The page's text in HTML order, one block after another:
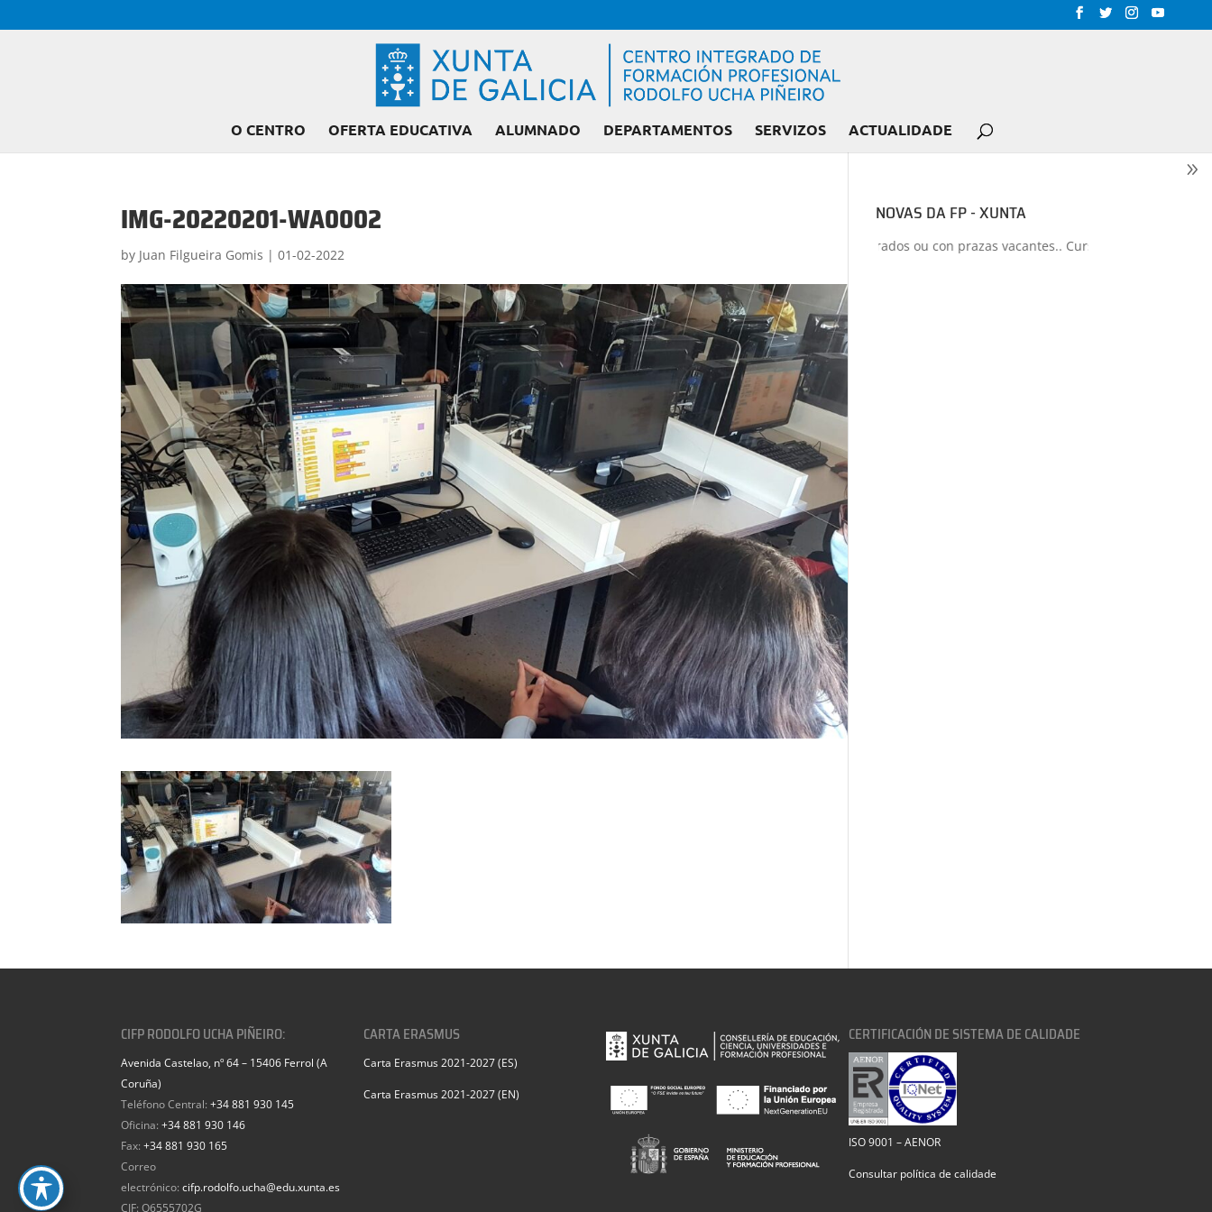
O CENTRO OFERTA EDUCATIVA ALUMNADO DEPARTAMENTOS SERVIZOS ACTUALIDADE
IMG-20220201-WA0002
by Juan Filgueira Gomis |01-02-2022
NOVAS DA FP - XUNTA
Admisión FP: Ciclos liberados ou con prazas vacantes.. Curso 2026-2027
CIFP RODOLFO UCHA PIÑEIRO:
Avenida Castelao, nº 64 – 15406 Ferrol (A
Coruña)
Teléfono Central:+34 881 930 145
Oficina:+34 881 930 146
Fax:+34 881 930 165
Correo
electrónico:cifp.rodolfo.ucha@edu.xunta.es
CIF: Q6555702G
CARTA ERASMUS
Carta Erasmus 2021-2027 (ES)
Carta Erasmus 2021-2027 (EN)
CERTIFICACIÓN DE SISTEMA DE CALIDADE
ISO 9001 – AENOR
Consultar política de calidade